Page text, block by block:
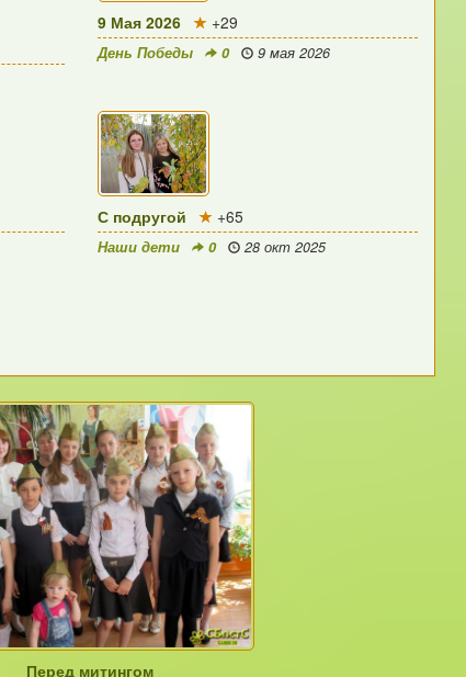
9 Мая 2026 +29
День Победы 0 9 мая 2026
С подругой +65
Наши дети 0 28 окт 2025
Перед митингом